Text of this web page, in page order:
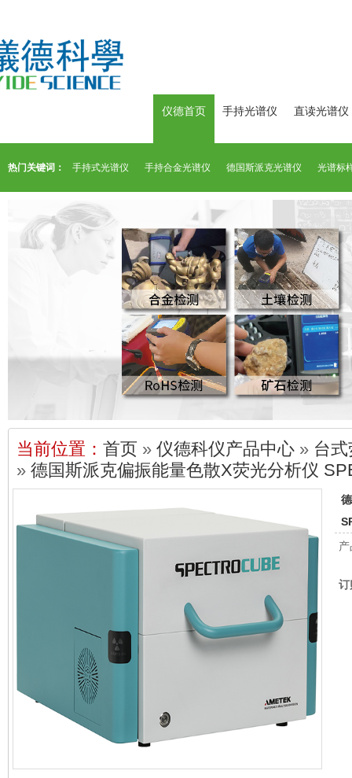
仪德首页 手持光谱仪 直读光谱仪
热门关键词： 手持式光谱仪 手持合金光谱仪 德国斯派克光谱仪 光谱标
当前位置： 首页 » 仪德科仪产品中心 » 台
» 德国斯派克偏振能量色散X荧光分析仪
订